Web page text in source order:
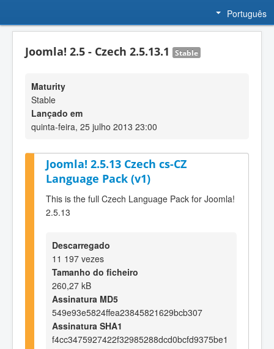
Português
Joomla! 2.5 - Czech 2.5.13.1 Stable
Maturity
Stable
Lançado em
quinta-feira, 25 julho 2013 23:00
Joomla! 2.5.13 Czech cs-CZ
Language Pack (v1)
This is the full Czech Language Pack for Joomla!
2.5.13
Descarregado
11 197 vezes
Tamanho do ficheiro
260,27 kB
Assinatura MD5
549e93e5824ffea23845821629bcb307
Assinatura SHA1
f4cc3475927422f32985288dcd0bcfd9375be1